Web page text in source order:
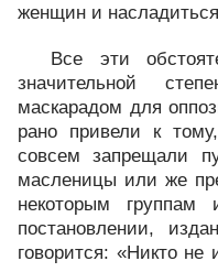
женщин и
Все эти
значительной
маскарадом для
рано привели к
совсем запрещали
масленицы или же
некоторым
постановлении,
говорится: «Никто